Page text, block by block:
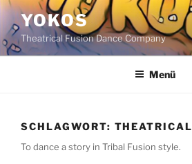
Zum
Inhalt
springen
YOKOS
Theatrical Fusion Dance Company
Menü
SCHLAGWORT:
To dance a story in Tribal Fusion style.